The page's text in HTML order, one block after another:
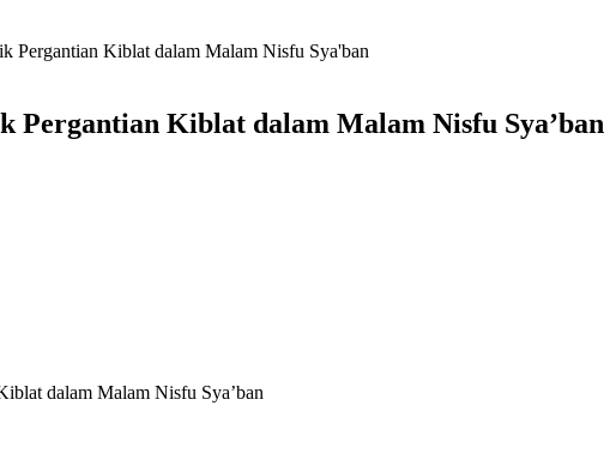
Pergantian Kiblat dalam Malam Nisfu Sya'ban
Pergantian Kiblat dalam Malam Nisfu Sya’ban
dalam Malam Nisfu Sya’ban